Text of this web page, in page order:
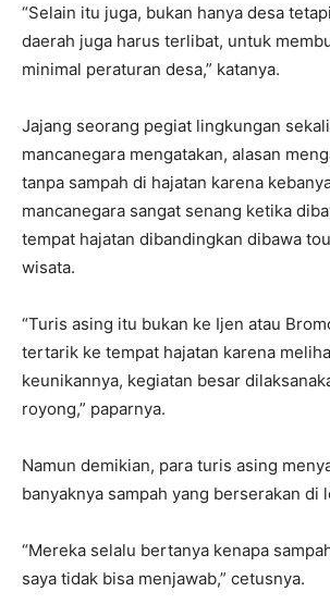
“Selain itu juga, bukan hanya desa
daerah juga harus terlibat, untuk
minimal peraturan desa,” katanya.
Jajang seorang pegiat lingkungan
mancanegara mengatakan, alasan
tanpa sampah di hajatan karena
mancanegara sangat senang ketika
tempat hajatan dibandingkan dibawa
wisata.
“Turis asing itu bukan ke Ijen atau
tertarik ke tempat hajatan karena
keunikannya, kegiatan besar
royong,” paparnya.
Namun demikian, para turis asing
banyaknya sampah yang berserakan di
“Mereka selalu bertanya kenapa
saya tidak bisa menjawab,” cetusnya.